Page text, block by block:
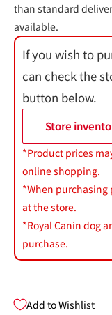
than standard
available.
If you wish to
can check the
button below.
Store
*Product prices
online shopping.
*When purchasing
at the store.
*Royal Canin dog
purchase.
Add to Wishlist